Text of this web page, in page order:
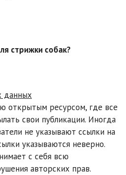
стрижки собак?
данных
открытым ресурсом, где все
свои публикации. Иногда
не указывают ссылки на
указываются неверно.
с себя всю
авторских прав.